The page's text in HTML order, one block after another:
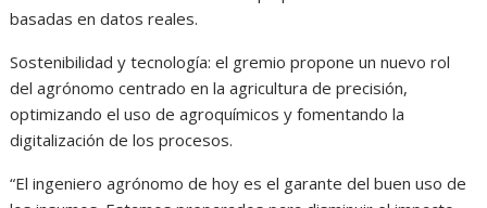
basadas en datos reales.
Sostenibilidad y tecnología: el gremio propone un nuevo rol
del agrónomo centrado en la agricultura de precisión,
optimizando el uso de agroquímicos y fomentando la
digitalización de los procesos.
“El ingeniero agrónomo de hoy es el garante del buen uso de